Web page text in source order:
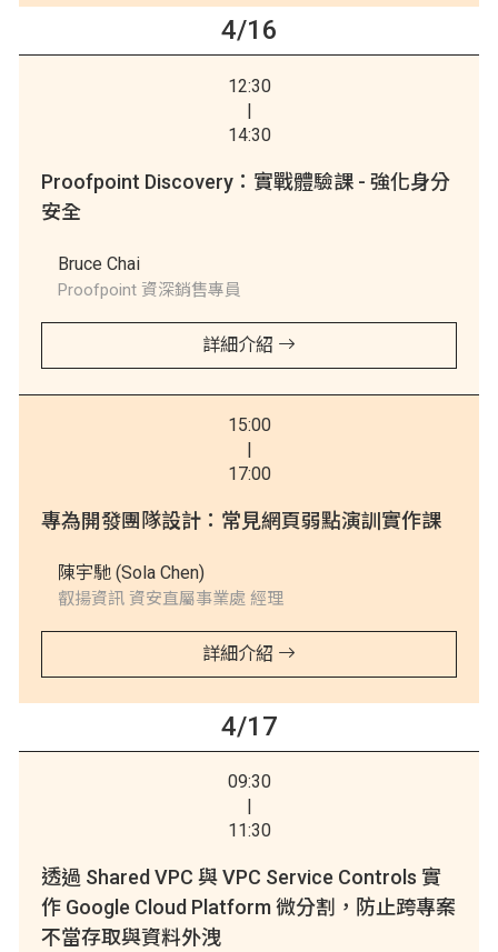
4/16
12:30
|
14:30
Proofpoint Discovery：實戰體驗課 - 強化身分
安全
Bruce Chai
Proofpoint 資深銷售專員
詳細介紹
15:00
|
17:00
專為開發團隊設計：常見網頁弱點演訓實作課
陳宇馳 (Sola Chen)
叡揚資訊 資安直屬事業處 經理
詳細介紹
4/17
09:30
|
11:30
透過 Shared VPC 與 VPC Service Controls 實
作 Google Cloud Platform 微分割，防止跨專案
不當存取與資料外洩